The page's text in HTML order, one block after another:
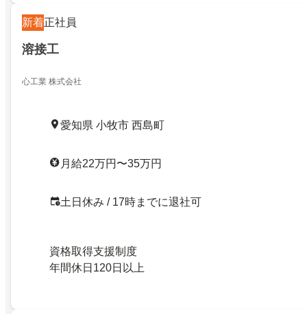
新着正社員
溶接工
心工業 株式会社
愛知県 小牧市 西島町
月給22万円〜35万円
土日休み / 17時までに退社可
資格取得支援制度
年間休日120日以上